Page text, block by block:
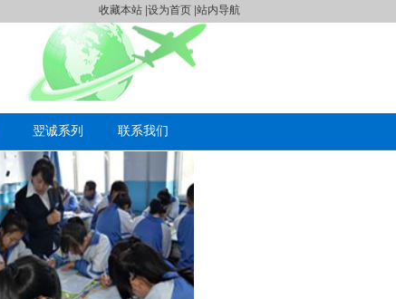
收藏本站 设为首页 站内导航
翌诚系列 联系我们